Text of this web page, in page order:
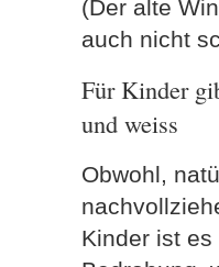
(Der alte
auch nicht
Für Kinder
und weiss
Obwohl,
Kinder ist